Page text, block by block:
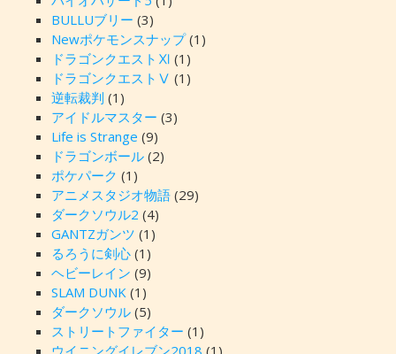
BULLUブリー (3)
Newポケモンスナップ(1)
ドラゴンクエストⅪ (1)
ドラゴンクエストⅤ (1)
逆転裁判 (1)
アイドルマスター (3)
Life is Strange (9)
ドラゴンボール(2)
ポケパーク (1)
アニメスタジオ物語(29)
ダークソウル2 (4)
GANTZガンツ (1)
るろうに剣心(1)
ヘビーレイン (9)
SLAM DUNK(1)
ダークソウル(5)
ストリートファイター (1)